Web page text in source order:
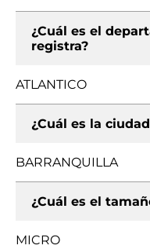
¿Cuál es el
registra?
ATLANTICO
¿Cuál es la
BARRANQUILLA
¿Cuál es el
MICRO